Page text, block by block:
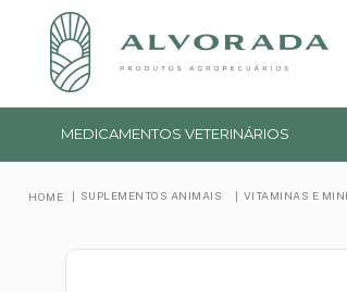
MEDICAMENTOS VETERINÁRIOS
SUPLEMENTOS ANIMAIS VITAMINAS E